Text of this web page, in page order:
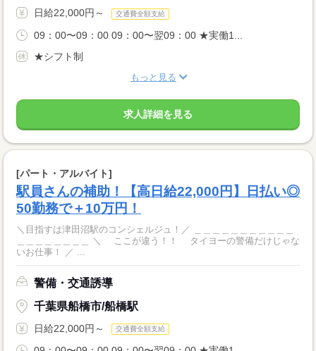
日給22,000円～ 交通費全額支給
09：00〜09：00 09：00〜翌09：00 ★実働1...
★シフト制
もっと見る
求人詳細を見る
[パート・アルバイト]
駅員さんの補助！【高日給22,000円】日払い◎
50勤務で＋10万円！
＼目指すは津田沼駅のコンシェルジュ！／ ＿＿＿＿＿＿＿＿＿＿＿
いお仕事！ ／ ...
警備・交通誘導
千葉県船橋市/船橋駅
日給22,000円～ 交通費全額支給